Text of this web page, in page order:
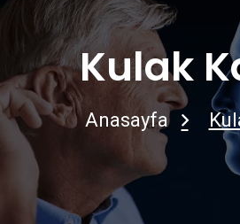
Kulak
Anasayfa